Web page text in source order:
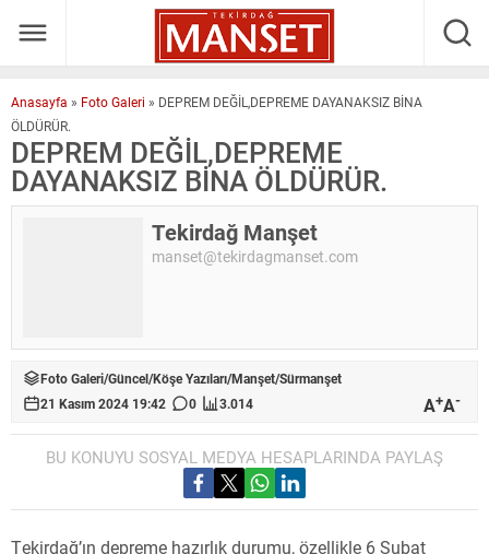
Anasayfa » Foto Galeri » DEPREM DEĞİL,DEPREME DAYANAKSIZ BİNA
ÖLDÜRÜR.
DEPREM DEĞİL,DEPREME
DAYANAKSIZ BİNA ÖLDÜRÜR.
Tekirdağ Manşet
manset@tekirdagmanset.com
Foto Galeri/Güncel/Köşe Yazıları/Manşet/Sürmanşet
21 Kasım 2024 19:42
0 3.014 A+A-
BU KONUYU SOSYAL MEDYA HESAPLARINDA PAYLAŞ
Tekirdağ’ın depreme hazırlık durumu, özellikle 6 Şubat